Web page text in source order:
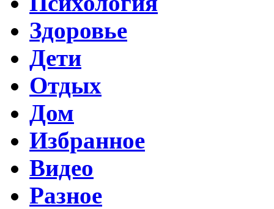
Здоровье
Дети
Отдых
Дом
Избранное
Видео
Разное